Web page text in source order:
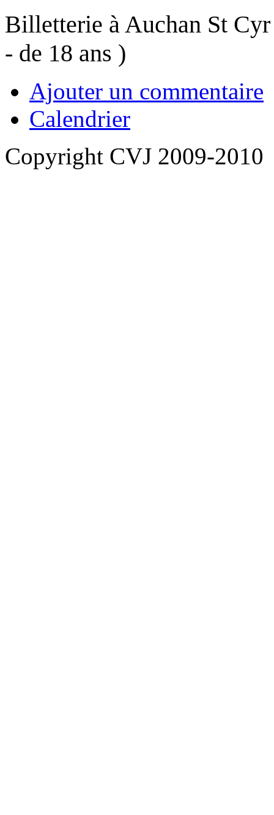
Billetterie à Auchan St
- de 18 ans )
Ajouter un commentaire
Calendrier
Copyright CVJ 2009-2010